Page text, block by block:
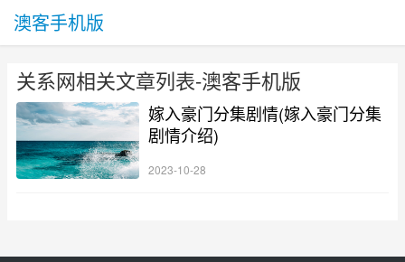
澳客手机版
关系网相关文章列表-澳客手机版
嫁入豪门分集剧情(嫁入豪门分集
剧情介绍)
2023-10-28